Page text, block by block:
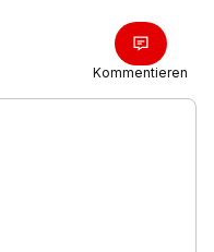
Kommentieren